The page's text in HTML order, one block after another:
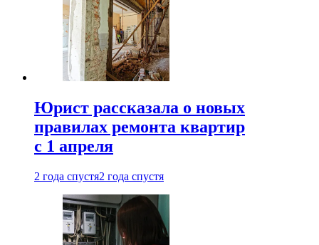
Юрист рассказала о новых
правилах ремонта квартир
с 1 апреля
2 года спустя2 года спустя